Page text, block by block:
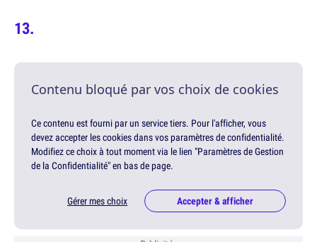
Contenu bloqué par vos choix de cookies
Ce contenu est fourni par un service tiers. Pour l'afficher, vous
devez accepter les cookies dans vos paramètres de confidentialité.
Modifiez ce choix à tout moment via le lien "Paramètres de Gestion
de la Confidentialité" en bas de page.
Gérer mes choix Accepter & afficher